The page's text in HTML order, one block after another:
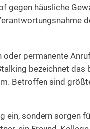
gegen häusliche
permanente
bezeichnet
Betroffen sind
sondern sorgen